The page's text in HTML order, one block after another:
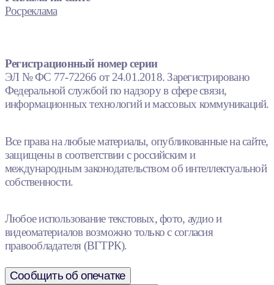
Росреклама
Регистрационный номер серии
ЭЛ № ФС 77-72266 от 24.01.2018. Зарегистрировано
Федеральной службой по надзору в сфере связи,
информационных технологий и массовых коммуникаций.
Все права на любые материалы, опубликованные на сайте,
защищены в соответствии с российским и
международным законодательством об интеллектуальной
собственности.
Любое использование текстовых, фото, аудио и
видеоматериалов возможно только с согласия
правообладателя (ВГТРК).
Сообщить об опечатке